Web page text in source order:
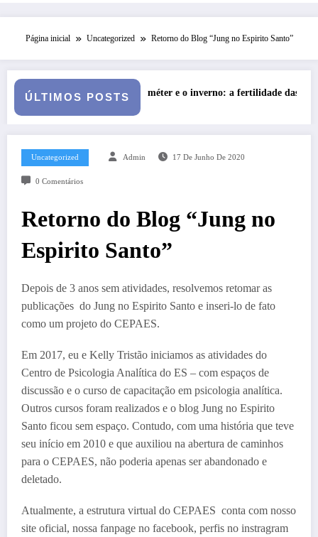
Página inicial Uncategorized Retorno do Blog “Jung no Espirito Santo”
ÚLTIMOS POSTS
e o inverno: a fertilidade das profundezas Entre o Falso
Uncategorized Admin 17 De Junho De 2020
0 Comentários
Retorno do Blog “Jung no
Espirito Santo”
Depois de 3 anos sem atividades, resolvemos retomar as
publicações do Jung no Espirito Santo e inseri-lo de fato
como um projeto do CEPAES.
Em 2017, eu e Kelly Tristão iniciamos as atividades do
Centro de Psicologia Analítica do ES – com espaços de
discussão e o curso de capacitação em psicologia analítica.
Outros cursos foram realizados e o blog Jung no Espirito
Santo ficou sem espaço. Contudo, com uma história que teve
seu início em 2010 e que auxiliou na abertura de caminhos
para o CEPAES, não poderia apenas ser abandonado e
deletado.
Atualmente, a estrutura virtual do CEPAES conta com nosso
site oficial, nossa fanpage no facebook, perfis no instragram